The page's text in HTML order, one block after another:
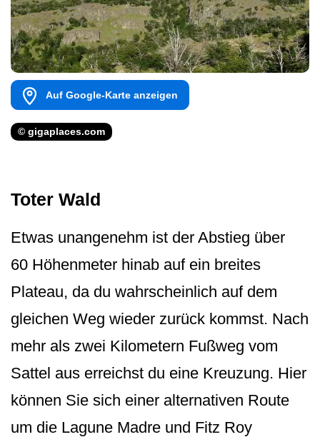
Auf Google-Karte anzeigen
© gigaplaces.com
Toter Wald
Etwas unangenehm ist der Abstieg über
60 Höhenmeter hinab auf ein breites
Plateau, da du wahrscheinlich auf dem
gleichen Weg wieder zurück kommst. Nach
mehr als zwei Kilometern Fußweg vom
Sattel aus erreichst du eine Kreuzung. Hier
können Sie sich einer alternativen Route
um die Lagune Madre und Fitz Roy